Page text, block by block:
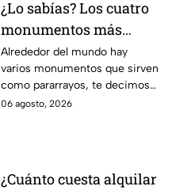
¿Lo sabías? Los cuatro
monumentos más
famosos del mundo que
también funcionan
como pararrayos
Alrededor del mundo hay
varios monumentos que sirven
como pararrayos, te decimos
los cuatro más icónicos y
06 agosto, 2026
¿Cuánto cuesta alquilar